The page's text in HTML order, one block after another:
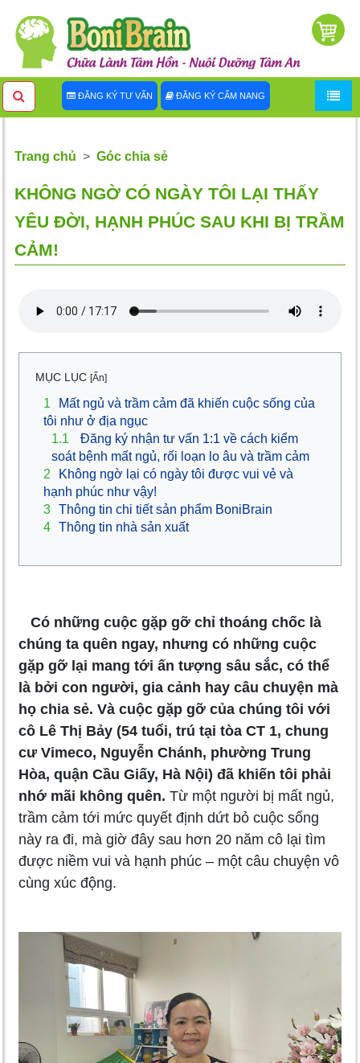
ĐĂNG KÝ TƯ VẤN ĐĂNG KÝ CẨM NANG
Trang chủ Góc chia sẻ
KHÔNG NGỜ CÓ NGÀY TÔI LẠI THẤY
YÊU ĐỜI, HẠNH PHÚC SAU KHI BỊ TRẦM
CẢM!
MỤC LỤC [Ẩn]
1
Mất ngủ và trầm cảm đã khiến cuộc sống của
tôi như ở địa ngục
1.1
Đăng ký nhận tư vấn 1:1 về cách kiểm
soát bệnh mất ngủ, rối loạn lo âu và trầm cảm
2
Không ngờ lại có ngày tôi được vui vẻ và
hạnh phúc như vậy!
3 Thông tin chi tiết sản phẩm BoniBrain
4 Thông tin nhà sản xuất
Có những cuộc gặp gỡ chỉ thoáng chốc là
chúng ta quên ngay, nhưng có những cuộc
gặp gỡ lại mang tới ấn tượng sâu sắc, có thể
là bởi con người, gia cảnh hay câu chuyện mà
họ chia sẻ. Và cuộc gặp gỡ của chúng tôi với
cô Lê Thị Bảy (54 tuổi, trú tại tòa CT 1, chung
cư Vimeco, Nguyễn Chánh, phường Trung
Hòa, quận Cầu Giấy, Hà Nội) đã khiến tôi phải
nhớ mãi không quên. Từ một người bị mất ngủ,
trầm cảm tới mức quyết định dứt bỏ cuộc sống
này ra đi, mà giờ đây sau hơn 20 năm cô lại tìm
được niềm vui và hạnh phúc – một câu chuyện vô
cùng xúc động.